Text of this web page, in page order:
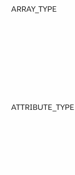
ARRAY_TYPE
ATTRIBUTE_TYPE